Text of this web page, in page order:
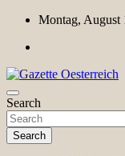
Skip
content
Montag, August
Gazette
Magazin für Freizeit,
Search
Search